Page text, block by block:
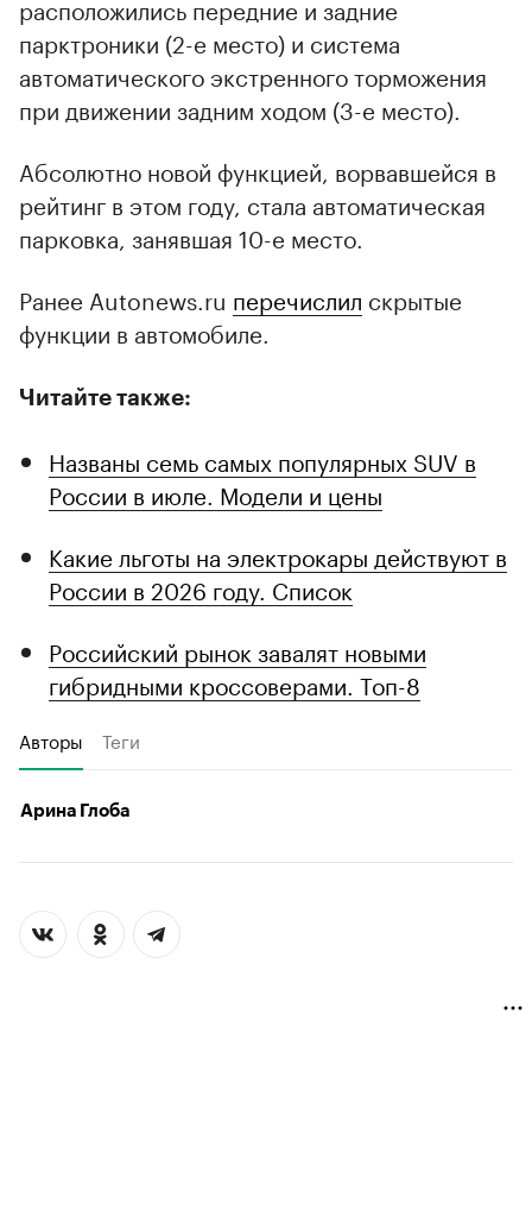
расположились передние и задние
парктроники (2-е место) и система
автоматического экстренного торможения
при движении задним ходом (3-е место).
Абсолютно новой функцией, ворвавшейся в
рейтинг в этом году, стала автоматическая
парковка, занявшая 10-е место.
Ранее Autonews.ru перечислил скрытые
функции в автомобиле.
Читайте также:
Названы семь самых популярных SUV в
России в июле. Модели и цены
Какие льготы на электрокары действуют в
России в 2026 году. Список
Российский рынок завалят новыми
гибридными кроссоверами. Топ-8
Авторы Теги
Арина Глоба